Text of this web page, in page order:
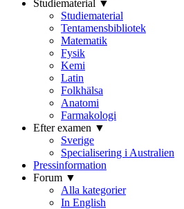
Studiematerial ▼
Studiematerial
Tentamensbibliotek
Matematik
Fysik
Kemi
Latin
Folkhälsa
Anatomi
Farmakologi
Efter examen ▼
Sverige
Specialisering i Australien
Pressinformation
Forum ▼
Alla kategorier
In English